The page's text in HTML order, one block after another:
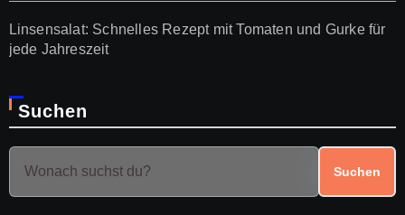
Linsensalat: Schnelles Rezept mit Tomaten und Gurke für
jede Jahreszeit
Suchen
Suchen